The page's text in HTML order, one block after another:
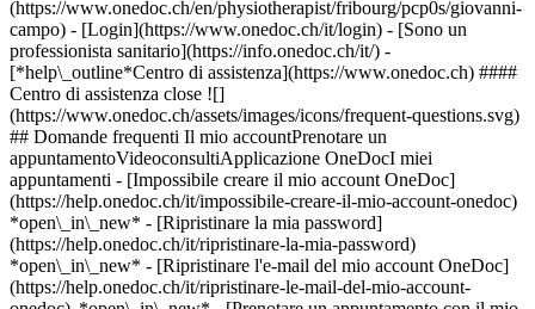
(https://www.onedoc.ch/en/physiotherapist/fribourg/pcp0s/giovanni-
campo) - [Login](https://www.onedoc.ch/it/login) - [Sono un
professionista sanitario](https://info.onedoc.ch/it/) -
[*help\_outline*Centro di assistenza](https://www.onedoc.ch) ####
Centro di assistenza close ![]
(https://www.onedoc.ch/assets/images/icons/frequent-questions.svg)
## Domande frequenti Il mio accountPrenotare un
appuntamentoVideoconsultiApplicazione OneDocI miei
appuntamenti - [Impossibile creare il mio account OneDoc]
(https://help.onedoc.ch/it/impossibile-creare-il-mio-account-onedoc)
*open\_in\_new* - [Ripristinare la mia password]
(https://help.onedoc.ch/it/ripristinare-la-mia-password)
*open\_in\_new* - [Ripristinare l'e-mail del mio account OneDoc]
(https://help.onedoc.ch/it/ripristinare-le-mail-del-mio-account-